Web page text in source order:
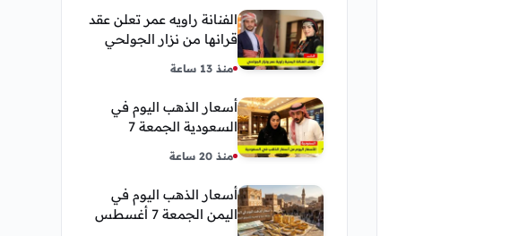
الفنانة راويه عمر تعلن عقد
قرانها من نزار الجولحي
منذ 13 ساعة
أسعار الذهب اليوم في
السعودية الجمعة 7
مباشر
منذ 20 ساعة
أسعار الذهب اليوم في
اليمن الجمعة 7 أغسطس